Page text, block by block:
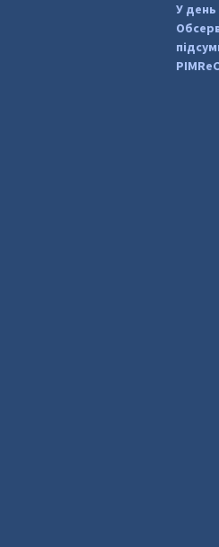
У день
PIMReC